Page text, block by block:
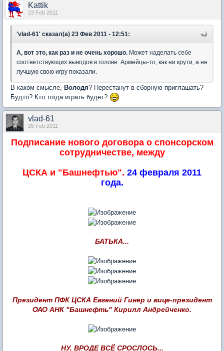
Kattik
23 Feb 2011
'vlad-61' сказал(а) 23 Фев 2011 - 12:51:
А, вот это, как раз и не очень хорошо. Может наделать себе
соответствующих выводов в голове. Армейцы-то, как ни крути, а не
лучшую свою игру показали.
В каком смысле, Володя? Перестанут в сборную приглашать?
Будто? Кто тогда играть будет?
vlad-61
25 Feb 2011
Подписание нового договора о спонсорском
сотрудничестве, между
ЦСКА и "Башнефтью". 24 февраля 2011
года.
БАТЬКА...
Президент ПФК ЦСКА Евгений Гинер и вице-президент
ОАО АНК "Башнефть" Кирилл Андрейченко.
НУ, ВРОДЕ ВСЁ СРОСЛОСЬ...